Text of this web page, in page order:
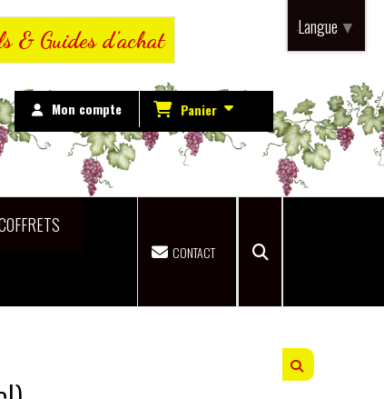
& Guides d’achat
Mon compte Panier
CONTACT
Langue ▼